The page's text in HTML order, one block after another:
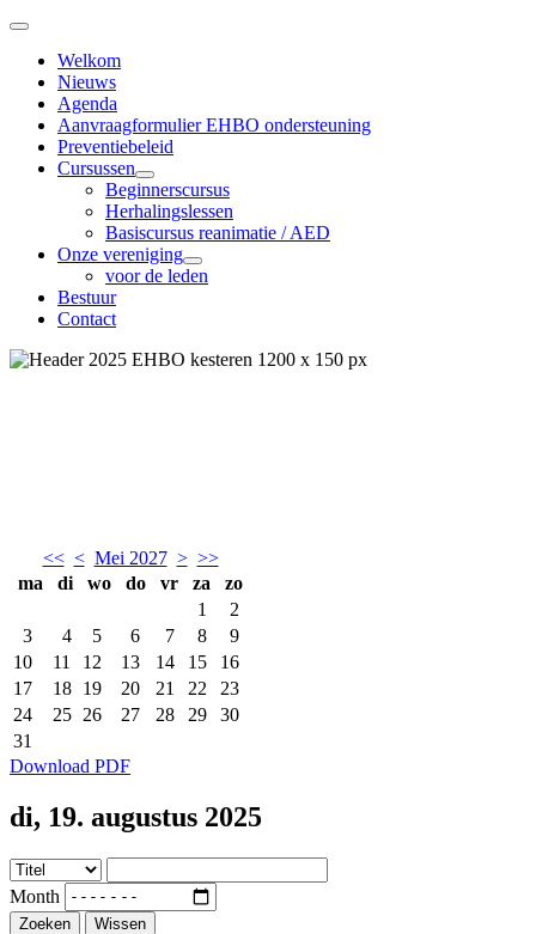
Welkom
Nieuws
Agenda
Aanvraagformulier EHBO ondersteuning
Preventiebeleid
Cursussen
Beginnerscursus
Herhalingslessen
Basiscursus reanimatie / AED
Onze vereniging
voor de leden
Bestuur
Contact
<< < Mei 2027 > >>
ma
di wo do vr za
zo
1
2
3
4 5 6 7 8
9
10
11 12 13 14 15
16
17
18 19 20 21 22
23
24
25 26 27 28 29
30
31
Download PDF
di, 19. augustus 2025
Month
Zoeken Wissen